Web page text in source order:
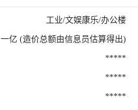
工业/文娱康乐/办公楼
一亿 (造价总额由信息员估算得出)
*****
*****
*****